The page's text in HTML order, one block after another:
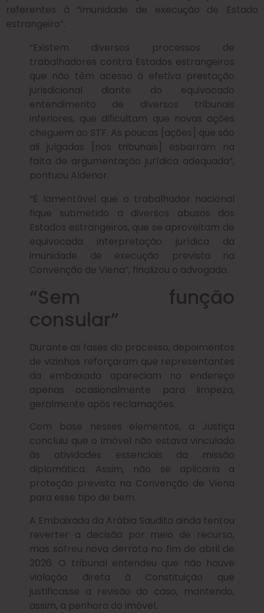
referentes à “imunidade de execução de Estado
estrangeiro”.
“Existem diversos processos de
trabalhadores contra Estados estrangeiros
que não têm acesso à efetiva prestação
jurisdicional diante do equivocado
entendimento de diversos tribunais
inferiores, que dificultam que novas ações
cheguem ao STF. As poucas [ações] que são
ali julgadas [nos tribunais] esbarram na
falta de argumentação jurídica adequada”,
pontuou Aldenor.
“É lamentável que o trabalhador nacional
fique submetido a diversos abusos dos
Estados estrangeiros, que se aproveitam de
equivocada interpretação jurídica da
imunidade de execução prevista na
Convenção de Viena”, finalizou o advogado.
“Sem função
consular”
Durante as fases do processo, depoimentos
de vizinhos reforçaram que representantes
da embaixada apareciam no endereço
apenas ocasionalmente para limpeza,
geralmente após reclamações.
Com base nesses elementos, a Justiça
concluiu que o imóvel não estava vinculado
às atividades essenciais da missão
diplomática. Assim, não se aplicaria a
proteção prevista na Convenção de Viena
para esse tipo de bem.
A Embaixada da Arábia Saudita ainda tentou
reverter a decisão por meio de recurso,
mas sofreu nova derrota no fim de abril de
2026. O tribunal entendeu que não houve
violação direta à Constituição que
justificasse a revisão do caso, mantendo,
assim, a penhora do imóvel.